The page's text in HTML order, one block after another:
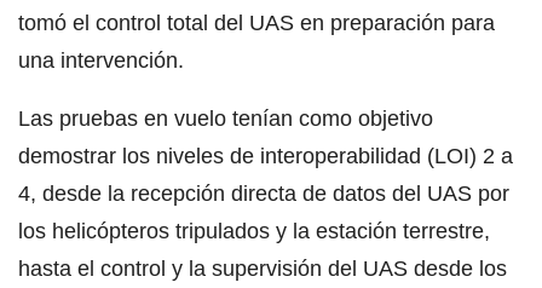
tomó el control total del UAS en preparación para
una intervención.
Las pruebas en vuelo tenían como objetivo
demostrar los niveles de interoperabilidad (LOI) 2 a
4, desde la recepción directa de datos del UAS por
los helicópteros tripulados y la estación terrestre,
hasta el control y la supervisión del UAS desde los